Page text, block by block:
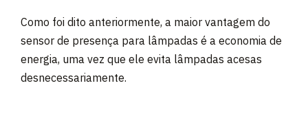
Como foi dito anteriormente, a maior vantagem do
sensor de presença para lâmpadas é a economia de
energia, uma vez que ele evita lâmpadas acesas
desnecessariamente.